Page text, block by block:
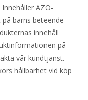
Innehåller AZO-
barns beteende
innehåll
på
vår kundtjänst.
hållbarhet vid köp